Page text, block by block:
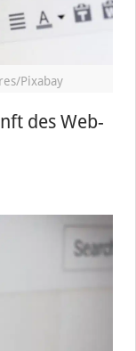
Pixabay
des Web-